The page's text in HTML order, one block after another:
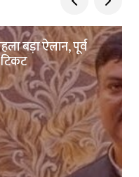
बड़ा ऐलान, पूर्व